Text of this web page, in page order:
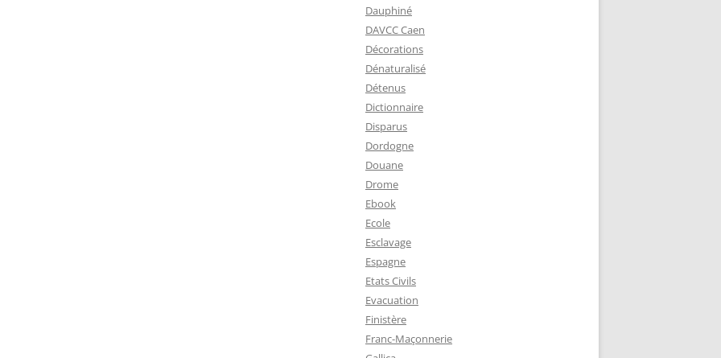
Dauphiné
DAVCC Caen
Décorations
Dénaturalisé
Détenus
Dictionnaire
Disparus
Dordogne
Douane
Drome
Ebook
Ecole
Esclavage
Espagne
Etats Civils
Evacuation
Finistère
Franc-Maçonnerie